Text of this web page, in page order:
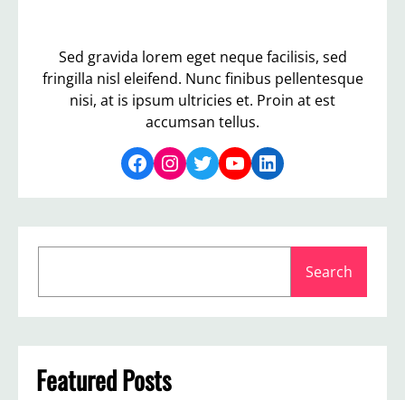
Sed gravida lorem eget neque facilisis, sed
fringilla nisl eleifend. Nunc finibus pellentesque
nisi, at is ipsum ultricies et. Proin at est
accumsan tellus.
Facebook Instagram Twitter YouTube LinkedIn
a
r
c
h
Search
Featured Posts